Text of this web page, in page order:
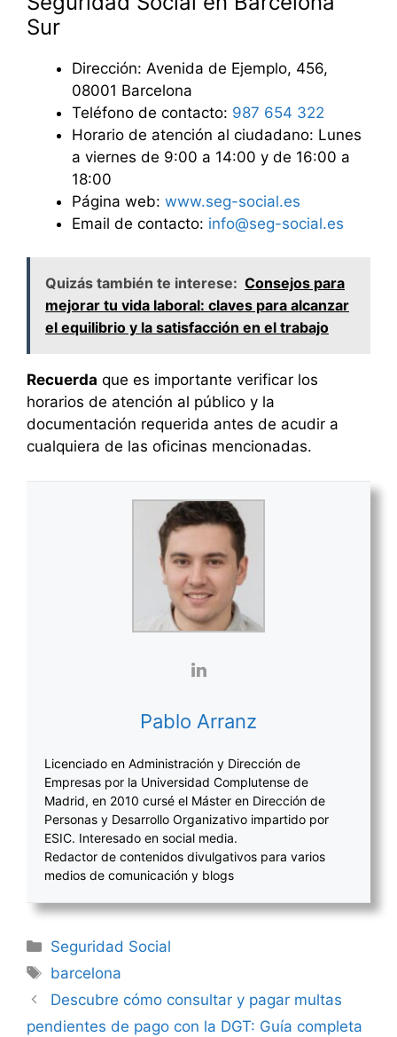
Sur
Dirección: Avenida de Ejemplo, 456,
08001 Barcelona
Teléfono de contacto: 987 654 322
Horario de atención al ciudadano: Lunes
a viernes de 9:00 a 14:00 y de 16:00 a
18:00
Página web: www.seg-social.es
Email de contacto: info@seg-social.es
Quizás también te interese: Consejos para
mejorar tu vida laboral: claves para alcanzar
el equilibrio y la satisfacción en el trabajo
Recuerda que es importante verificar los
horarios de atención al público y la
documentación requerida antes de acudir a
cualquiera de las oficinas mencionadas.
Pablo Arranz
Licenciado en Administración y Dirección de
Empresas por la Universidad Complutense de
Madrid, en 2010 cursé el Máster en Dirección de
Personas y Desarrollo Organizativo impartido por
ESIC. Interesado en social media.
Redactor de contenidos divulgativos para varios
medios de comunicación y blogs
Categorías
Seguridad Social
Etiquetas
barcelona
Navegación
Descubre cómo consultar y pagar multas
pendientes de pago con la DGT: Guía completa